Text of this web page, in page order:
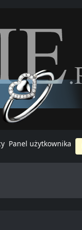
Panel użytkownika